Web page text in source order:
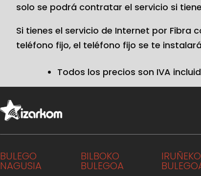
solo se podrá contratar el servicio si
Si tienes el servicio de Internet por
teléfono fijo, el teléfono fijo se te
Todos los precios son IVA
BULEGO
NAGUSIA
BILBOKO
BULEGOA
IRUÑEKO